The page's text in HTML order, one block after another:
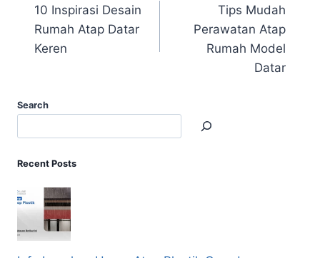
10 Inspirasi Desain
Rumah Atap Datar
Keren
Tips Mudah
Perawatan Atap
Rumah Model
Datar
Search
Recent Posts